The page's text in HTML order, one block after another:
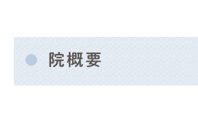
院概要